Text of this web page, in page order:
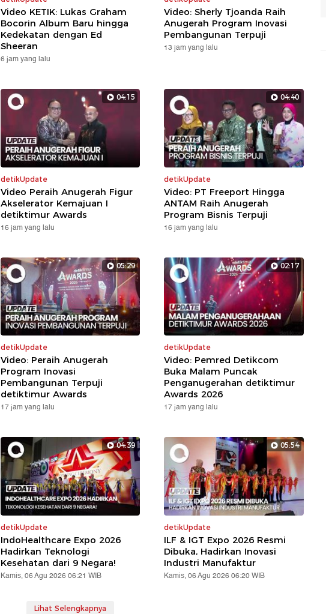
Video KETIK: Lukas Graham
Bocorin Album Baru hingga
Kedekatan dengan Ed
Sheeran
6 jam yang lalu
Video: Sherly Tjoanda Raih
Anugerah Program Inovasi
Pembangunan Terpuji
13 jam yang lalu
04:15
detikUpdate
Video Peraih Anugerah Figur
Akselerator Kemajuan I
detiktimur Awards
16 jam yang lalu
04:40
detikUpdate
Video: PT Freeport Hingga
ANTAM Raih Anugerah
Program Bisnis Terpuji
16 jam yang lalu
05:29
detikUpdate
Video: Peraih Anugerah
Program Inovasi
Pembangunan Terpuji
detiktimur Awards
17 jam yang lalu
02:17
detikUpdate
Video: Pemred Detikcom
Buka Malam Puncak
Penganugerahan detiktimur
Awards 2026
17 jam yang lalu
04:39
detikUpdate
IndoHealthcare Expo 2026
Hadirkan Teknologi
Kesehatan dari 9 Negara!
Kamis, 06 Agu 2026 06:21 WIB
05:54
detikUpdate
ILF & IGT Expo 2026 Resmi
Dibuka, Hadirkan Inovasi
Industri Manufaktur
Kamis, 06 Agu 2026 06:20 WIB
Lihat Selengkapnya